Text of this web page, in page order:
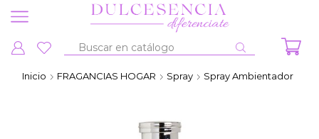
Entrada
búsqueda
Inicio FRAGANCIAS HOGAR Spray Spray Ambientador